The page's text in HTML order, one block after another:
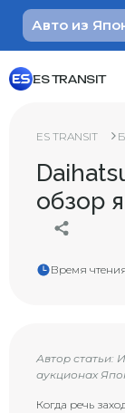
Авто из
ES TRANSIT
ES TRANSIT
обзор
Время
Автор статьи:
аукционах
Когда речь